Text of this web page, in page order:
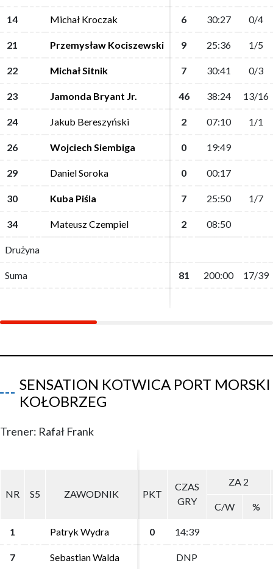
14 Michał Kroczak 6 30:27 0/4
21 Przemysław Kociszewski 9 25:36 1/5
22 Michał Sitnik 7 30:41 0/3
23 Jamonda Bryant Jr. 46 38:24 13/16
24 Jakub Bereszyński 2 07:10 1/1
26 Wojciech Siembiga 0 19:49
29 Daniel Soroka 0 00:17
30 Kuba Piśla 7 25:50 1/7
34 Mateusz Czempiel 2 08:50
Drużyna
Suma 81 200:00 17/39
14 Michał Kroczak 6 30:27 0/4
21 Przemysław Kociszewski 9 25:36 1/5
22 Michał Sitnik 7 30:41 0/3
23 Jamonda Bryant Jr. 46 38:24 13/16
24 Jakub Bereszyński 2 07:10 1/1
26 Wojciech Siembiga 0 19:49
29 Daniel Soroka 0 00:17
30 Kuba Piśla 7 25:50 1/7
34 Mateusz Czempiel 2 08:50
Drużyna
Suma 81 200:00 17/39
SENSATION KOTWICA PORT MORSKI
KOŁOBRZEG
Trener: Rafał Frank
NR S5 ZAWODNIK PKT
CZAS
GRY
ZA 2
C/W %
1 Patryk Wydra 0 14:39
7 Sebastian Walda DNP
NR S5 ZAWODNIK PKT
CZAS
GRY
ZA 2
C/W %
1 Patryk Wydra 0 14:39
7 Sebastian Walda DNP